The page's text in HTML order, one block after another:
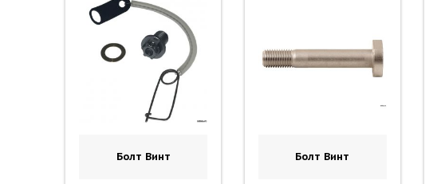
Болт Винт Болт Винт